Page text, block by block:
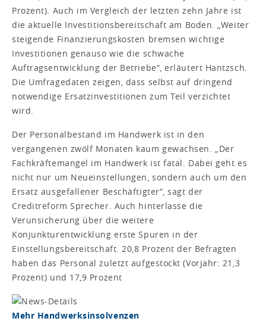
Prozent). Auch im Vergleich der letzten zehn Jahre ist
die aktuelle Investitionsbereitschaft am Boden. „Weiter
steigende Finanzierungskosten bremsen wichtige
Investitionen genauso wie die schwache
Auftragsentwicklung der Betriebe“, erläutert Hantzsch.
Die Umfragedaten zeigen, dass selbst auf dringend
notwendige Ersatzinvestitionen zum Teil verzichtet
wird.
Der Personalbestand im Handwerk ist in den
vergangenen zwölf Monaten kaum gewachsen. „Der
Fachkräftemangel im Handwerk ist fatal. Dabei geht es
nicht nur um Neueinstellungen, sondern auch um den
Ersatz ausgefallener Beschäftigter“, sagt der
Creditreform Sprecher. Auch hinterlasse die
Verunsicherung über die weitere
Konjunkturentwicklung erste Spuren in der
Einstellungsbereitschaft. 20,8 Prozent der Befragten
haben das Personal zuletzt aufgestockt (Vorjahr: 21,3
Prozent) und 17,9 Prozent
Mehr Handwerksinsolvenzen